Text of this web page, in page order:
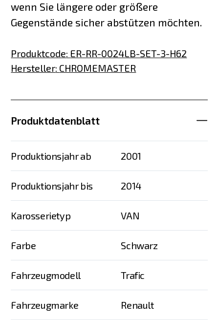
wenn Sie längere oder größere
Gegenstände sicher abstützen möchten.
Produktcode: ER-RR-0024LB-SET-3-H62
Hersteller: CHROMEMASTER
Produktdatenblatt
Produktionsjahr ab 2001
Produktionsjahr bis 2014
Karosserietyp VAN
Farbe Schwarz
Fahrzeugmodell Trafic
Fahrzeugmarke Renault